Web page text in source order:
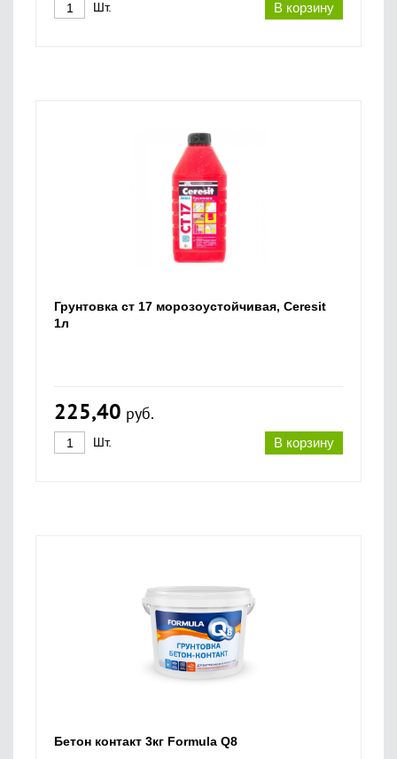
В корзину
Шт.
Грунтовка ст 17 морозоустойчивая, Ceresit
1л
225,40 руб.
В корзину
Шт.
Бетон контакт 3кг Formula Q8